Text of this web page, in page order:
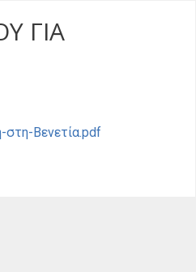
ΓΙΑ
Βενετία.pdf